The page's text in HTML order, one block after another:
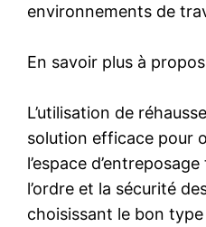
environnements de
En savoir plus à
L’utilisation de
solution efficace pour
l’espace
l’ordre et la sécurité
choisissant le bon